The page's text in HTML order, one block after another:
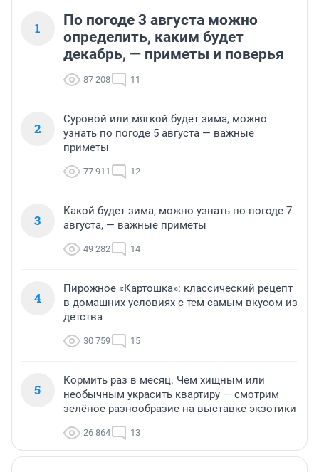
1
По погоде 3 августа можно
определить, каким будет
декабрь, — приметы и поверья
87 208 11
2
Суровой или мягкой будет зима, можно
узнать по погоде 5 августа — важные
приметы
77 911 12
3
Какой будет зима, можно узнать по погоде 7
августа, — важные приметы
49 282 14
4
Пирожное «Картошка»: классический рецепт
в домашних условиях с тем самым вкусом из
детства
30 759 15
5
Кормить раз в месяц. Чем хищным или
необычным украсить квартиру — смотрим
зелёное разнообразие на выставке экзотики
26 864 13